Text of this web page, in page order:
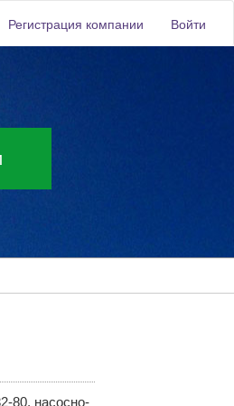
Регистрация компании Войти
80, насосно-